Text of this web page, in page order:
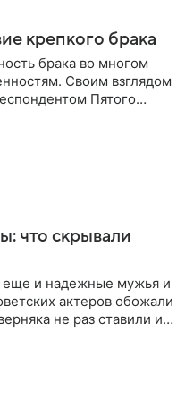
крепкого брака
брака во многом
Своим взглядом
Пятого
что скрывали
еще и надежные мужья и
актеров обожали
не раз ставили их